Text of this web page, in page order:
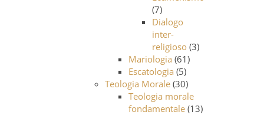
(7)
Dialogo
inter-
religioso(3)
Mariologia (61)
Escatologia (5)
Teologia Morale(30)
Teologia morale
fondamentale(13)